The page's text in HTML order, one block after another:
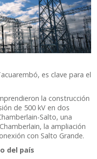
es clave para el
la construcción
de 500 kV en dos
Salto, una
la ampliación
con Salto Grande.
del país